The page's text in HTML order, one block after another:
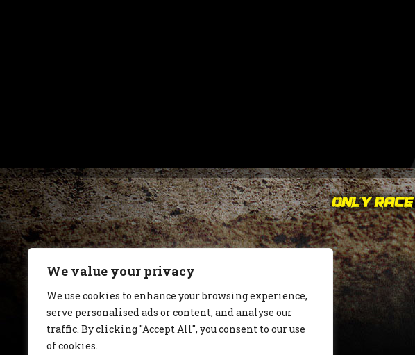
We value your privacy
We use cookies to enhance your browsing experience,
serve personalised ads or content, and analyse our
traffic. By clicking "Accept All", you consent to our use
of cookies.